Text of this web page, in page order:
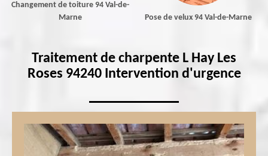
Changement de toiture 94 Val-de-
Marne
Pose de velux 94 Val-de-Marne
Traitement de charpente L Hay Les
Roses 94240 Intervention d'urgence